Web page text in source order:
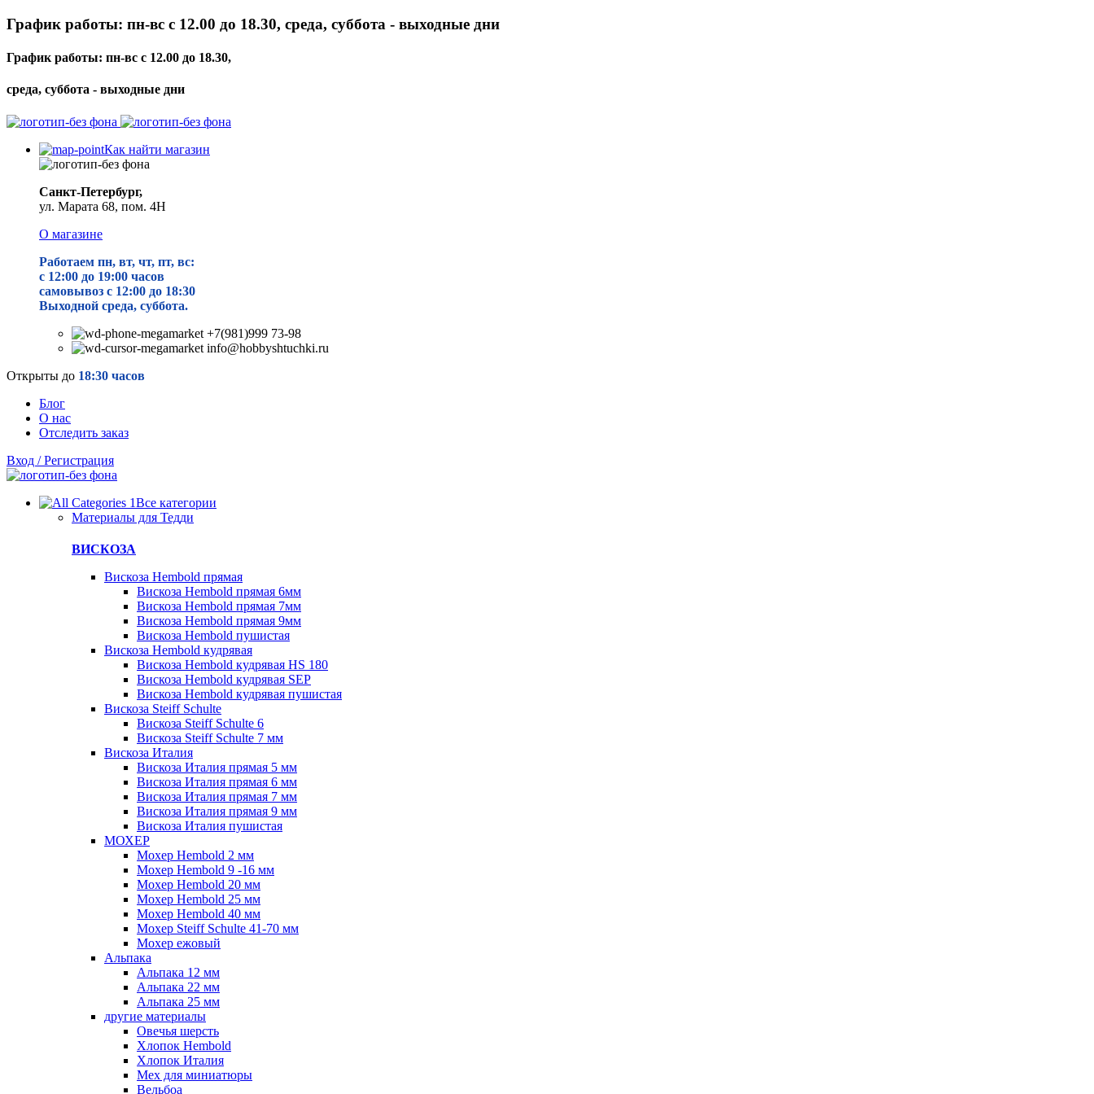
График работы: пн-вс с 12.00 до 18.30, среда, суббота - выходные дни
График работы: пн-вс с 12.00 до 18.30,
среда, суббота - выходные дни
Как найти магазин
Санкт-Петербург,
ул. Марата 68, пом. 4Н
О магазине
Работаем пн, вт, чт, пт, вс:
с 12:00 до 19:00 часов
самовывоз с 12:00 до 18:30
Выходной среда, суббота.
+7(981)999 73-98
info@hobbyshtuchki.ru
Открыты до 18:30 часов
Блог
О нас
Отследить заказ
Вход / Регистрация
Все категории
Материалы для Тедди
ВИСКОЗА
Вискоза Hembold прямая
Вискоза Hembold прямая 6мм
Вискоза Hembold прямая 7мм
Вискоза Hembold прямая 9мм
Вискоза Hembold пушистая
Вискоза Hembold кудрявая
Вискоза Hembold кудрявая HS 180
Вискоза Hembold кудрявая SEP
Вискоза Hembold кудрявая пушистая
Вискоза Steiff Schulte
Вискоза Steiff Schulte 6
Вискоза Steiff Schulte 7 мм
Вискоза Италия
Вискоза Италия прямая 5 мм
Вискоза Италия прямая 6 мм
Вискоза Италия прямая 7 мм
Вискоза Италия прямая 9 мм
Вискоза Италия пушистая
МОХЕР
Мохер Hembold 2 мм
Мохер Hembold 9 -16 мм
Мохер Hembold 20 мм
Мохер Hembold 25 мм
Мохер Hembold 40 мм
Мохер Steiff Schulte 41-70 мм
Мохер ежовый
Альпака
Альпака 12 мм
Альпака 22 мм
Альпака 25 мм
другие материалы
Овечья шерсть
Хлопок Hembold
Хлопок Италия
Мех для миниатюры
Вельбоа